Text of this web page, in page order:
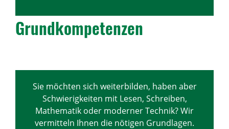
Grund­kom­pe­tenzen
Sie möchten sich weiterbilden, haben aber
Schwierigkeiten mit Lesen, Schreiben,
Mathematik oder moderner Technik? Wir
vermitteln Ihnen die nötigen Grundlagen.